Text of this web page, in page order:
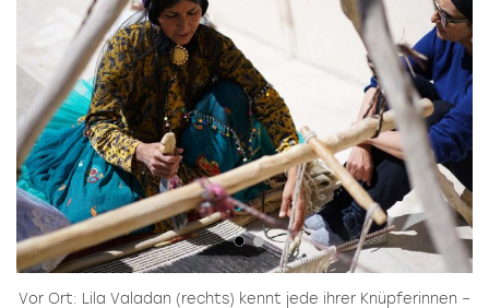
Vor Ort: Lila Valadan (rechts) kennt jede ihrer Knüpferinnen –